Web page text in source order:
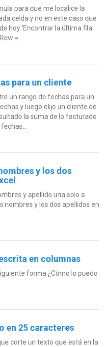
para que me localice la
celda y no en este caso que
hoy 'Encontrar la última fila
=...
para un cliente
un rango de fechas para un
y luego elijo un cliente de
la suma de lo facturado
y los dos
y apellido una solo a
nombres y los dos apellidos en
en columnas
forma ¿Cómo lo puedo
en 25 caracteres
corte un texto que está en la